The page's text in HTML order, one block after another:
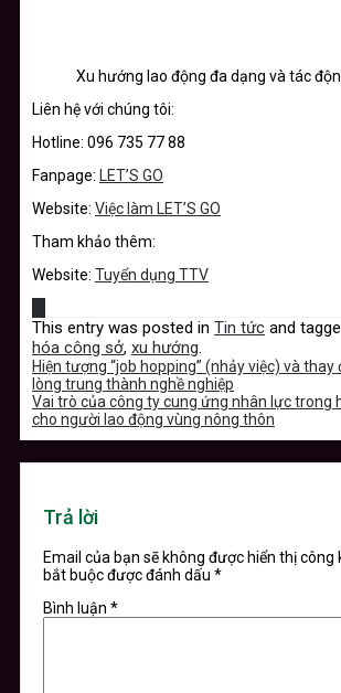
Xu hướng lao động đa dạng và tác
Liên hệ với chúng tôi:
Hotline: 096 735 77 88
Fanpage: LET’S GO
Website: Việc làm LET’S GO
Tham khảo thêm:
Website: Tuyển dụng TTV
This entry was posted in Tin tức and
hóa công sở, xu hướng
Hiện tượng “job hopping” (nhảy việc) và thay
lòng trung thành nghề nghiệp
Vai trò của công ty cung ứng nhân lực trong
cho người lao động vùng nông thôn
Trả lời
Email của bạn sẽ không được hiển thị công
bắt buộc được đánh dấu *
Bình luận *